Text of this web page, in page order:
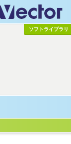
ソフトライブラリ